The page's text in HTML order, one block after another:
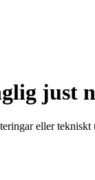
just
eller